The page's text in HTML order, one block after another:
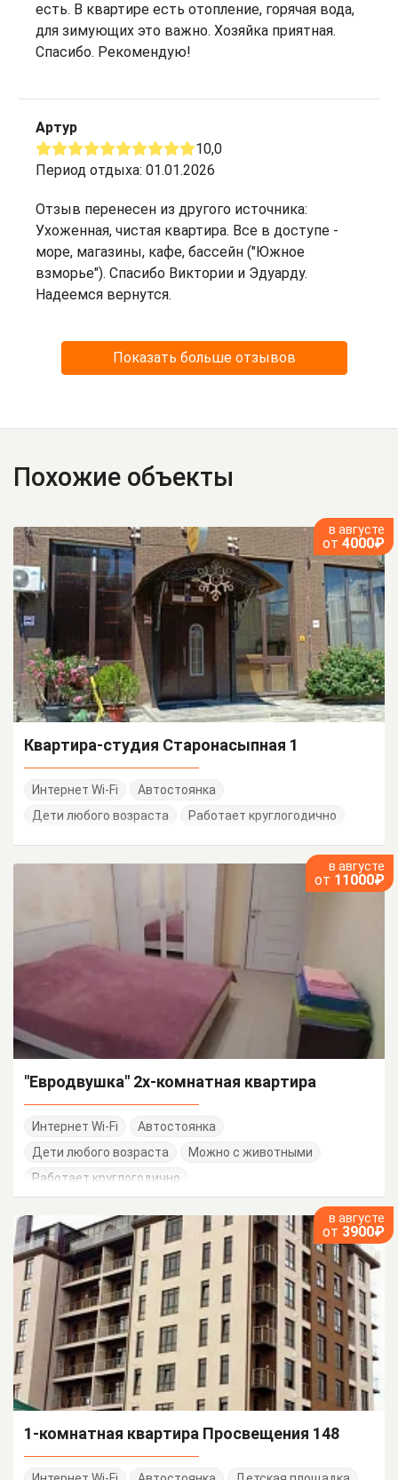
есть. В квартире есть отопление, горячая вода,
для зимующих это важно. Хозяйка приятная.
Спасибо. Рекомендую!
Артур
10,0
Период отдыха: 01.01.2026
Отзыв перенесен из другого источника:
Ухоженная, чистая квартира. Все в доступе -
море, магазины, кафе, бассейн ("Южное
взморье"). Спасибо Виктории и Эдуарду.
Надеемся вернутся.
Показать больше отзывов
Похожие объекты
в августе
от 4000₽
Квартира-студия Старонасыпная 1
Интернет Wi-Fi
Автостоянка
Дети любого возраста
Работает круглогодично
в августе
от 11000₽
"Евродвушка" 2х-комнатная квартира
Интернет Wi-Fi
Автостоянка
Дети любого возраста
Можно с животными
Работает круглогодично
в августе
от 3900₽
1-комнатная квартира Просвещения 148